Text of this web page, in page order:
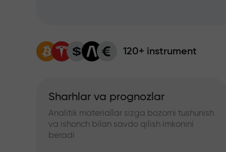
120+ instrument
Sharhlar va prognozlar
Analitik materiallar sizga bozorni tushunish
va ishonch bilan savdo qilish imkonini
beradi